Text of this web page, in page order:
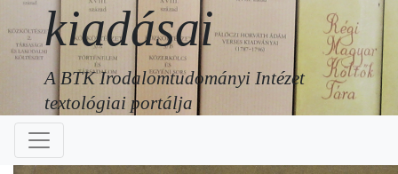
kiadásai
A BTK Irodalomtudományi Intézet
textológiai portálja